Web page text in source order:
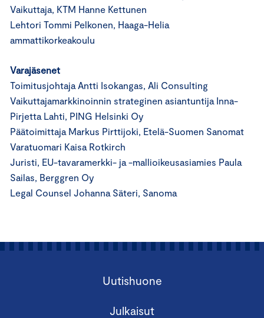
Vaikuttaja, KTM Hanne Kettunen
Lehtori Tommi Pelkonen, Haaga-Helia
ammattikorkeakoulu
Varajäsenet
Toimitusjohtaja Antti Isokangas, Ali Consulting
Vaikuttajamarkkinoinnin strateginen asiantuntija Inna-
Pirjetta Lahti, PING Helsinki Oy
Päätoimittaja Markus Pirttijoki, Etelä-Suomen Sanomat
Varatuomari Kaisa Rotkirch
Juristi, EU-tavaramerkki- ja -mallioikeusasiamies Paula
Sailas, Berggren Oy
Legal Counsel Johanna Säteri, Sanoma
Uutishuone
Julkaisut